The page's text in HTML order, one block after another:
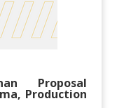
Proposal
Production